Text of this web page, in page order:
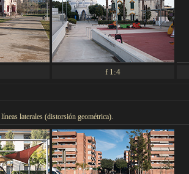
f 1:4
laterales (distorsión geométrica).